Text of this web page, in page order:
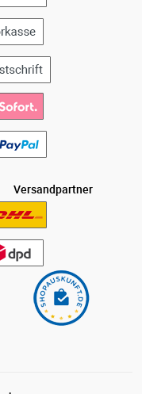
Versandpartner